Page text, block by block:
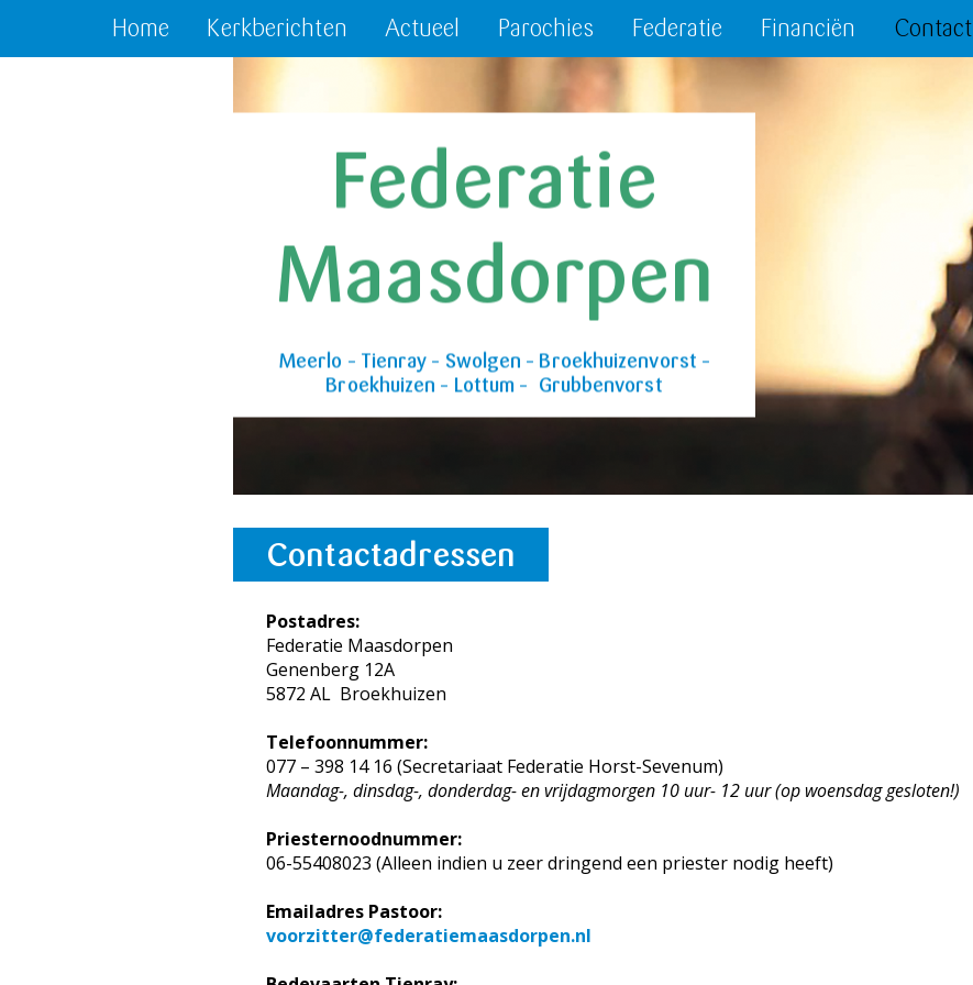
Home Kerkberichten Actueel Parochies Federatie Financiën Contact
Federatie
Maasdorpen
Meerlo – Tienray – Swolgen – Broekhuizenvorst –
Broekhuizen – Lottum – Grubbenvorst
Contactadressen
Postadres:
Federatie Maasdorpen
Genenberg 12A
5872 AL Broekhuizen
Telefoonnummer:
077 – 398 14 16 (Secretariaat Federatie Horst-Sevenum)
Maandag-, dinsdag-, donderdag- en vrijdagmorgen 10 uur- 12 uur (op woensdag gesloten!)
Priesternoodnummer:
06-55408023 (Alleen indien u zeer dringend een priester nodig heeft)
Emailadres Pastoor:
voorzitter@federatiemaasdorpen.nl